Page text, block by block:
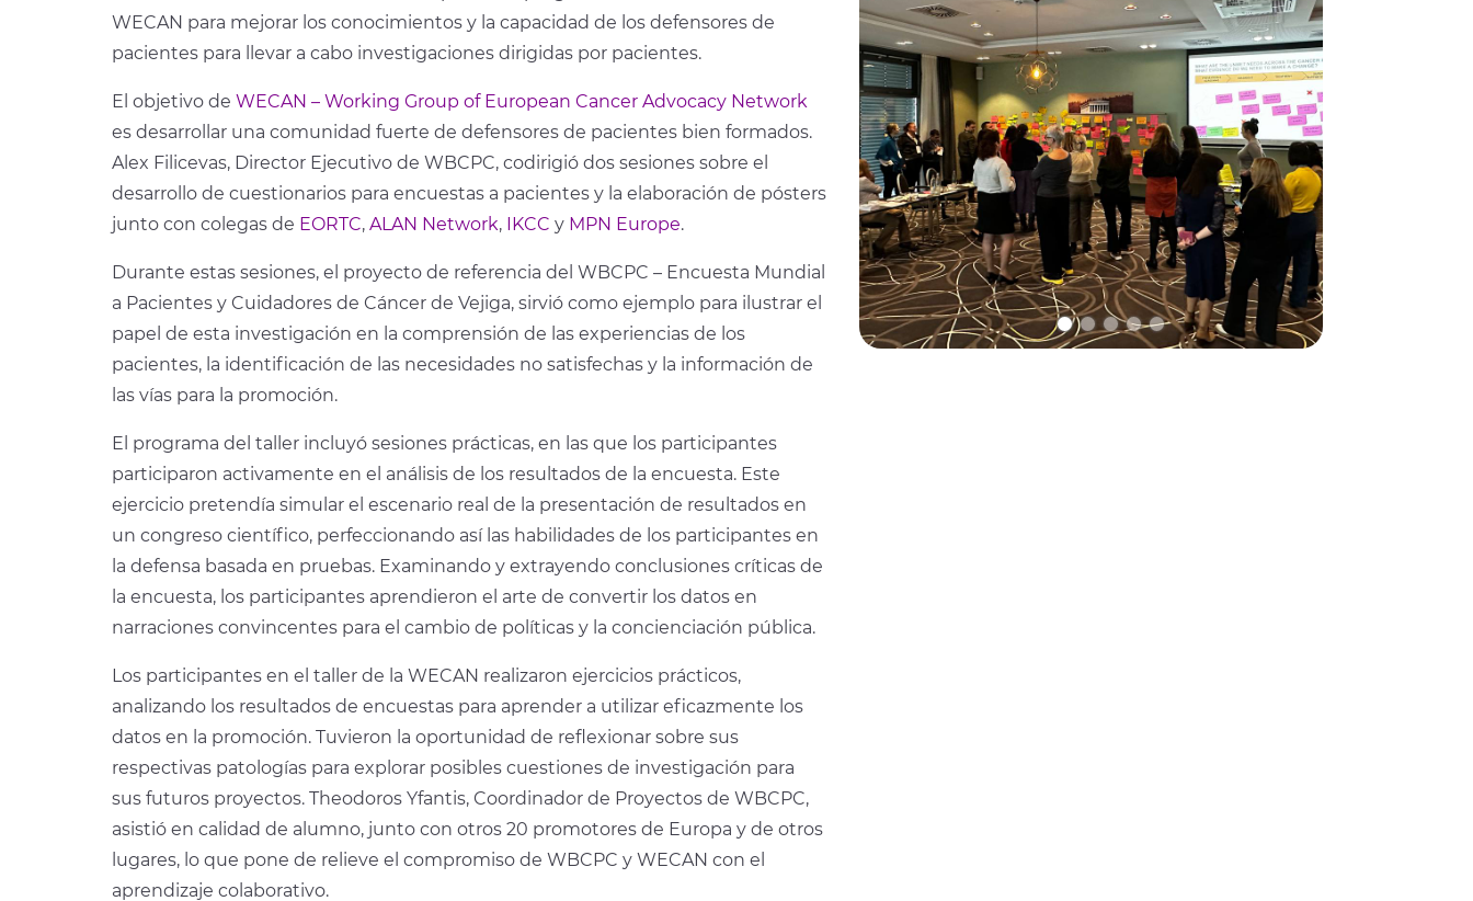
WECAN para mejorar los conocimientos y la capacidad de los defensores de
pacientes para llevar a cabo investigaciones dirigidas por pacientes.
El objetivo de WECAN – Working Group of European Cancer Advocacy Network
es desarrollar una comunidad fuerte de defensores de pacientes bien formados.
Alex Filicevas, Director Ejecutivo de WBCPC, codirigió dos sesiones sobre el
desarrollo de cuestionarios para encuestas a pacientes y la elaboración de pósters
junto con colegas de EORTC, ALAN Network, IKCC y MPN Europe.
Durante estas sesiones, el proyecto de referencia del WBCPC – Encuesta Mundial
a Pacientes y Cuidadores de Cáncer de Vejiga, sirvió como ejemplo para ilustrar el
papel de esta investigación en la comprensión de las experiencias de los
pacientes, la identificación de las necesidades no satisfechas y la información de
las vías para la promoción.
El programa del taller incluyó sesiones prácticas, en las que los participantes
participaron activamente en el análisis de los resultados de la encuesta. Este
ejercicio pretendía simular el escenario real de la presentación de resultados en
un congreso científico, perfeccionando así las habilidades de los participantes en
la defensa basada en pruebas. Examinando y extrayendo conclusiones críticas de
la encuesta, los participantes aprendieron el arte de convertir los datos en
narraciones convincentes para el cambio de políticas y la concienciación pública.
Los participantes en el taller de la WECAN realizaron ejercicios prácticos,
analizando los resultados de encuestas para aprender a utilizar eficazmente los
datos en la promoción. Tuvieron la oportunidad de reflexionar sobre sus
respectivas patologías para explorar posibles cuestiones de investigación para
sus futuros proyectos. Theodoros Yfantis, Coordinador de Proyectos de WBCPC,
asistió en calidad de alumno, junto con otros 20 promotores de Europa y de otros
lugares, lo que pone de relieve el compromiso de WBCPC y WECAN con el
aprendizaje colaborativo.